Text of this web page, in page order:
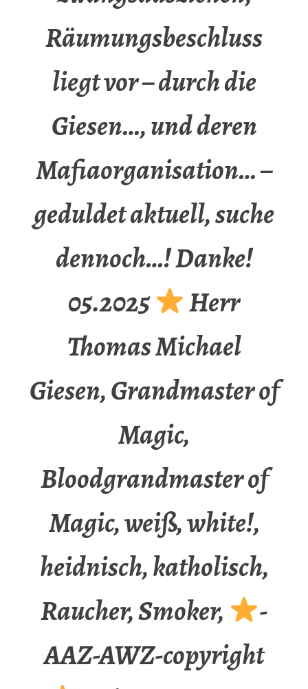
Räumungsbeschluss
liegt vor – durch die
Giesen…, und deren
Mafiaorganisation… –
geduldet aktuell, suche
dennoch…! Danke!
05.2025
Herr
Thomas Michael
Giesen, Grandmaster of
Magic,
Bloodgrandmaster of
Magic, weiß, white!,
heidnisch, katholisch,
Raucher, Smoker,
-
AAZ-AWZ-copyright